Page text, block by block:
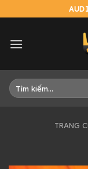
to
Tìm
kiếm:
TRANG